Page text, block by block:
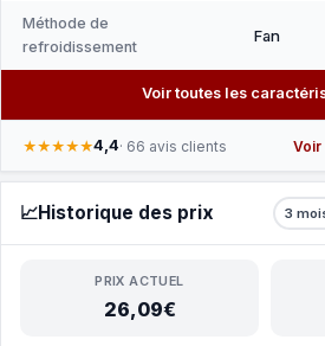
Méthode de
refroidissement
Fan
Voir toutes les
★★★★★4,4· 66 avis clients Voir
📈Historique des prix 3
PRIX ACTUEL
26,09€